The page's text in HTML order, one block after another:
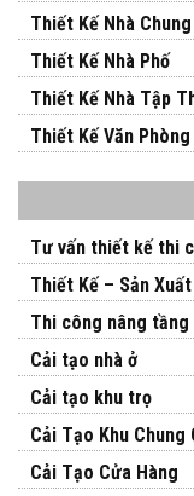
Thiết Kế Nhà
Thiết Kế Nhà Phố
Thiết Kế Nhà Tập
Thiết Kế Văn Phòng
Tư vấn thiết kế thi
Thiết Kế – Sản
Thi công nâng
Cải tạo nhà ở
Cải tạo khu trọ
Cải Tạo Khu Chung
Cải Tạo Cửa Hàng